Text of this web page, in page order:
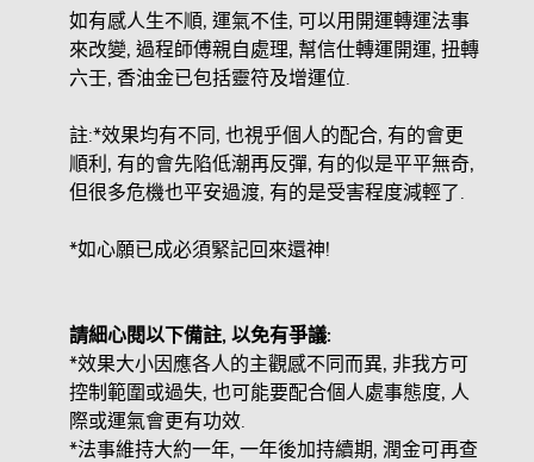
如有感人生不順, 運氣不佳, 可以用開運轉運法事
來改變, 過程師傅親自處理, 幫信仕轉運開運, 扭轉
六壬, 香油金已包括靈符及增運位.
註:*效果均有不同, 也視乎個人的配合, 有的會更
順利, 有的會先陷低潮再反彈, 有的似是平平無奇,
但很多危機也平安過渡, 有的是受害程度減輕了.
*如心願已成必須緊記回來還神!
請細心閱以下備註, 以免有爭議:
*效果大小因應各人的主觀感不同而異, 非我方可
控制範圍或過失, 也可能要配合個人處事態度, 人
際或運氣會更有功效.
*法事維持大約一年, 一年後加持續期, 潤金可再查